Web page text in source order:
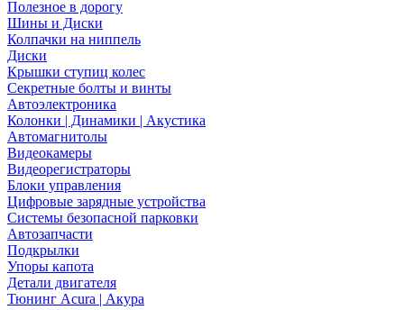
Полезное в дорогу
Шины и Диски
Колпачки на ниппель
Диски
Крышки ступиц колес
Секретные болты и винты
Автоэлектроника
Колонки | Динамики | Акустика
Автомагнитолы
Видеокамеры
Видеорегистраторы
Блоки управления
Цифровые зарядные устройства
Системы безопасной парковки
Автозапчасти
Подкрылки
Упоры капота
Детали двигателя
Тюнинг Acura | Акура